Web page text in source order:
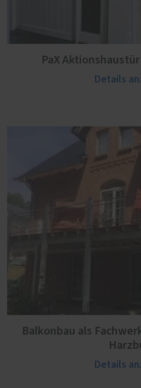
PaX
Details
Balkonbau als
Details